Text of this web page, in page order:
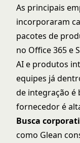
As principais
incorporaram
pacotes de
no Office 365 e
AI e produtos
equipes já
de integração é
fornecedor é
Busca
como Glean